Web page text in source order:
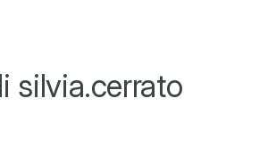
silvia.cerrato